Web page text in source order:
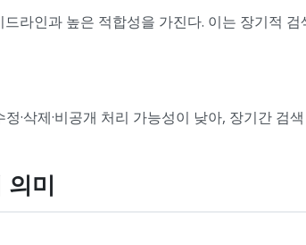
라인과 높은 적합성을 가진다. 이는 장기적
·삭제·비공개 처리 가능성이 낮아, 장기간 검
의미